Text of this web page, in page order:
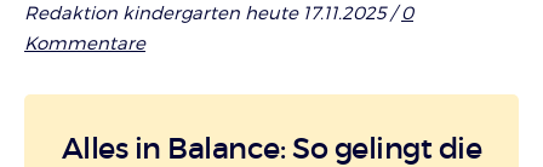
Redaktion kindergarten heute 17.11.2025 /0
Kommentare
Alles in Balance: So gelingt die